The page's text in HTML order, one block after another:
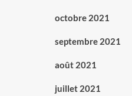
octobre 2021
septembre 2021
août 2021
juillet 2021